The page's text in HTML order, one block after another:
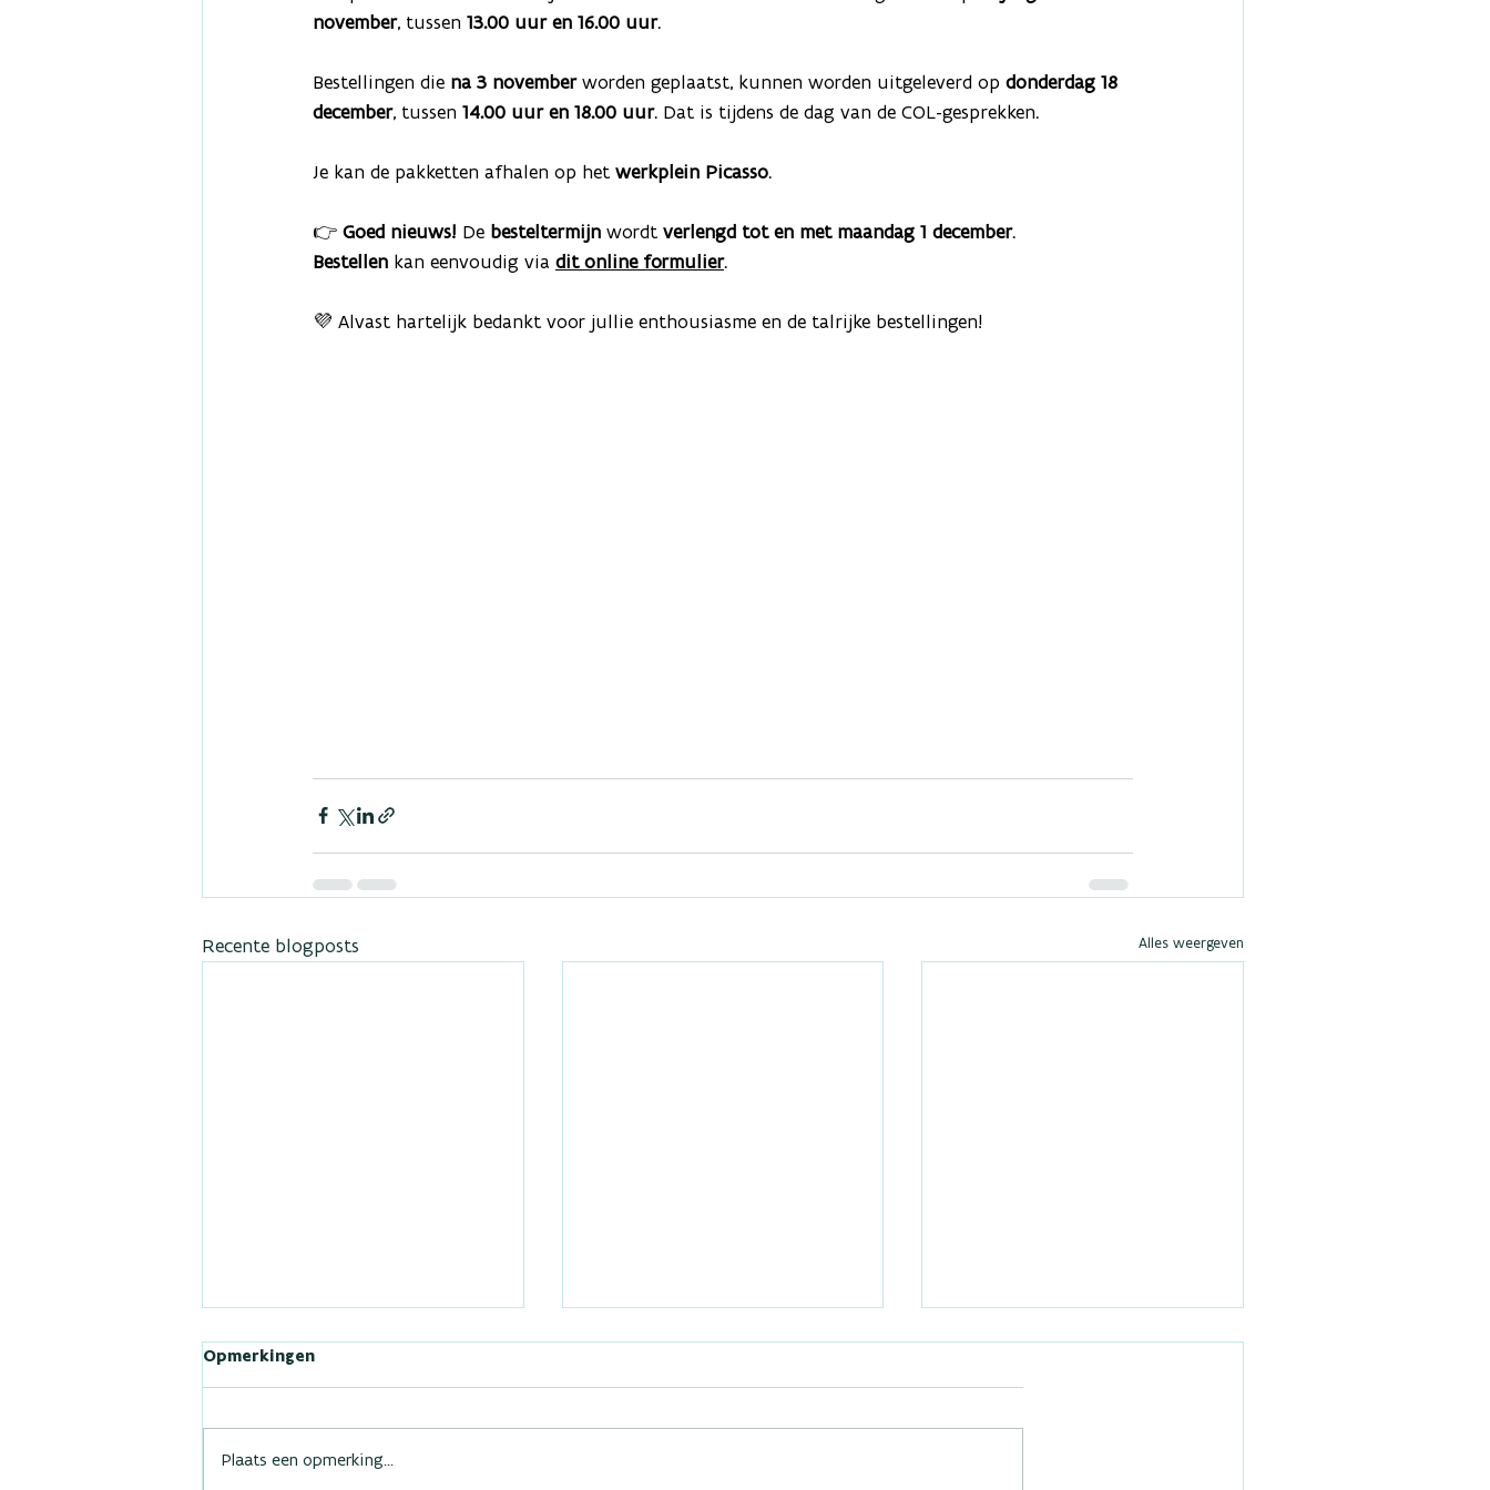
november, tussen 13.00 uur en 16.00 uur.
Bestellingen die na 3 november worden geplaatst, kunnen worden uitgeleverd op donderdag 18
december, tussen 14.00 uur en 18.00 uur. Dat is tijdens de dag van de COL-gesprekken.
Je kan de pakketten afhalen op het werkplein Picasso.
👉 Goed nieuws! De besteltermijn wordt verlengd tot en met maandag 1 december.
Bestellen kan eenvoudig via dit online formulier.
💜 Alvast hartelijk bedankt voor jullie enthousiasme en de talrijke bestellingen!
Recente blogposts Alles weergeven
Opmerkingen
Plaats een opmerking...